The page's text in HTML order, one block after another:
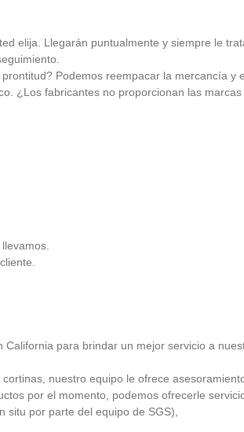
elija. Llegarán puntualmente y siempre le
Podemos reempacar la mercancía
¿Los fabricantes no proporcionan las
para brindar un mejor servicio a
nuestro equipo le ofrece
por el momento, podemos ofrecerle
por parte del equipo de SGS),